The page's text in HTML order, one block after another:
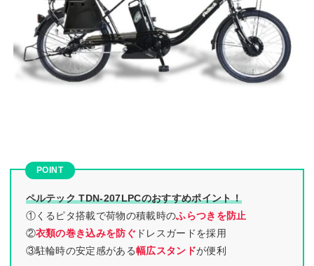
ペルテック TDN-207LPCのおすすめポイント！
①くるピタ搭載で荷物の積載時のふらつきを防止
②衣類の巻き込みを防ぐ ドレスガードを採用
③駐輪時の安定感がある幅広スタンドが便利